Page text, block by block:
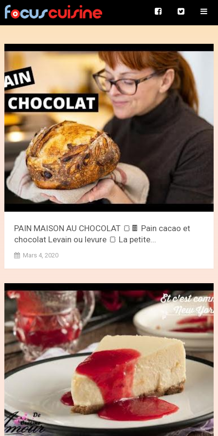
PAIN MAISON AU CHOCOLAT 🍞🍫 Pain cacao et
chocolat Levain ou levure 🍞 La petite...
Mars 4, 2020